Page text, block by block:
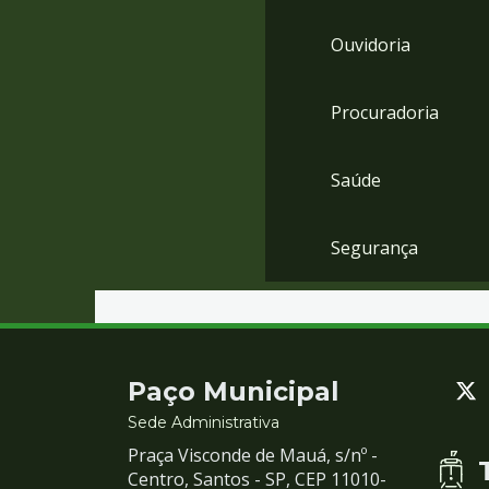
Ouvidoria
Procuradoria
Saúde
Segurança
Contato
e
Paço Municipal
Sede Administrativa
Praça Visconde de Mauá, s/nº -
Centro, Santos - SP, CEP 11010-